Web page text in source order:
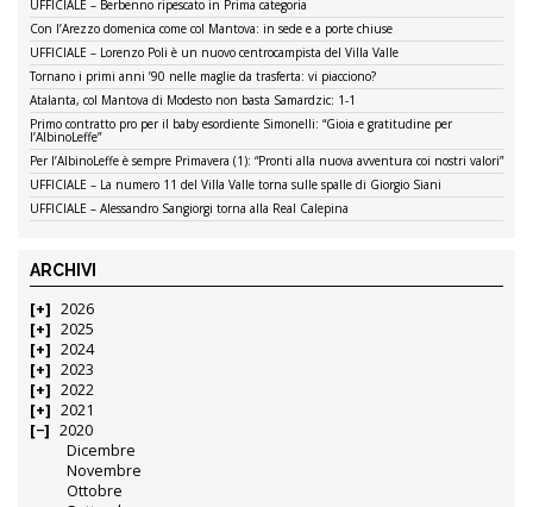
UFFICIALE – Berbenno ripescato in Prima categoria
Con l’Arezzo domenica come col Mantova: in sede e a porte chiuse
UFFICIALE – Lorenzo Poli è un nuovo centrocampista del Villa Valle
Tornano i primi anni ’90 nelle maglie da trasferta: vi piacciono?
Atalanta, col Mantova di Modesto non basta Samardzic: 1-1
Primo contratto pro per il baby esordiente Simonelli: “Gioia e gratitudine per
l’AlbinoLeffe”
Per l’AlbinoLeffe è sempre Primavera (1): “Pronti alla nuova avventura coi nostri valori”
UFFICIALE – La numero 11 del Villa Valle torna sulle spalle di Giorgio Siani
UFFICIALE – Alessandro Sangiorgi torna alla Real Calepina
ARCHIVI
2026
2025
2024
2023
2022
2021
2020
Dicembre
Novembre
Ottobre